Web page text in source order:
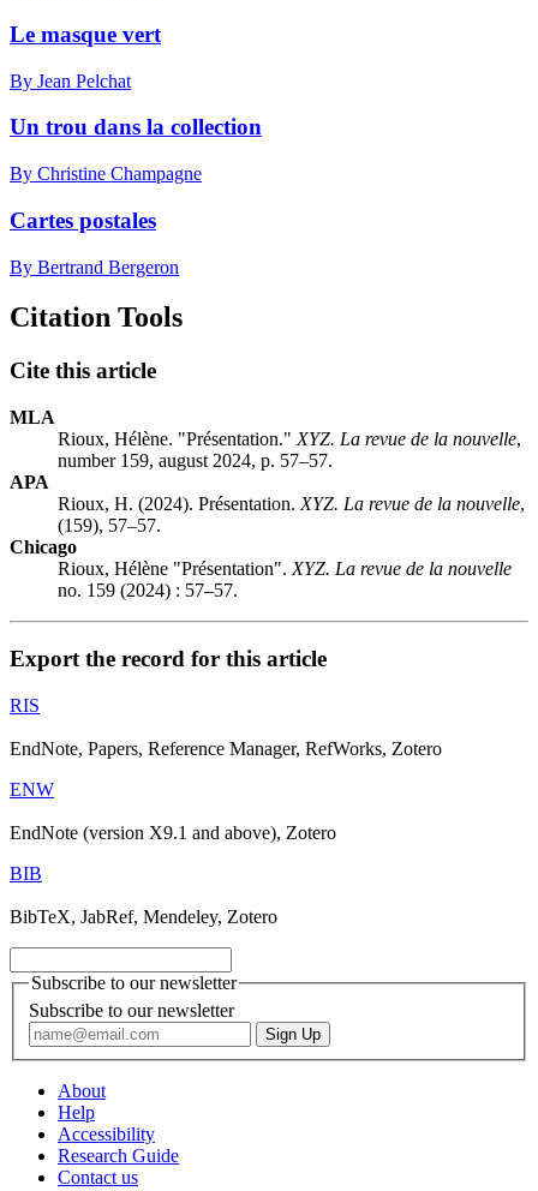
Le masque vert
By Jean Pelchat
Un trou dans la collection
By Christine Champagne
Cartes postales
By Bertrand Bergeron
Citation Tools
Cite this article
MLA
Rioux, Hélène. "Présentation." XYZ. La revue de la nouvelle,
number 159, august 2024, p. 57–57.
APA
Rioux, H. (2024). Présentation. XYZ. La revue de la nouvelle,
(159), 57–57.
Chicago
Rioux, Hélène "Présentation". XYZ. La revue de la nouvelle
no. 159 (2024) : 57–57.
Export the record for this article
RIS
EndNote, Papers, Reference Manager, RefWorks, Zotero
ENW
EndNote (version X9.1 and above), Zotero
BIB
BibTeX, JabRef, Mendeley, Zotero
Subscribe to our newsletter
Subscribe to our newsletter
About
Help
Accessibility
Research Guide
Contact us